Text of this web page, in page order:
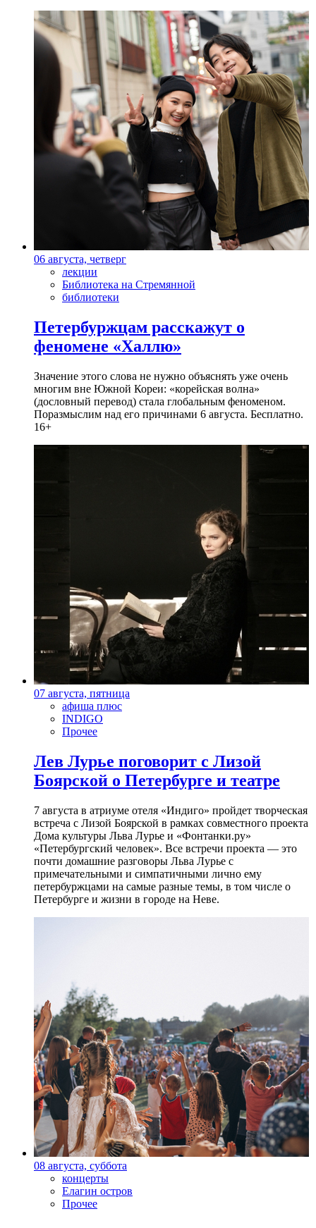
06 августа, четверг
лекции
Библиотека на Стремянной
библиотеки
Петербуржцам расскажут о
феномене «Халлю»
Значение этого слова не нужно объяснять уже очень
многим вне Южной Кореи: «корейская волна»
(дословный перевод) стала глобальным феноменом.
Поразмыслим над его причинами 6 августа. Бесплатно.
16+
07 августа, пятница
афиша плюс
INDIGO
Прочее
Лев Лурье поговорит с Лизой
Боярской о Петербурге и театре
7 августа в атриуме отеля «Индиго» пройдет творческая
встреча с Лизой Боярской в рамках совместного проекта
Дома культуры Льва Лурье и «Фонтанки.ру»
«Петербургский человек». Все встречи проекта — это
почти домашние разговоры Льва Лурье с
примечательными и симпатичными лично ему
петербуржцами на самые разные темы, в том числе о
Петербурге и жизни в городе на Неве.
08 августа, суббота
концерты
Елагин остров
Прочее